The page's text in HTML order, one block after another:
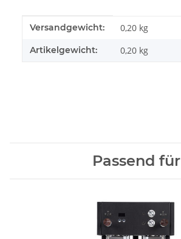
Produkteigenschaft
Wert
Versandgewicht: 0,20 kg
Artikelgewicht: 0,20 kg
Passend für